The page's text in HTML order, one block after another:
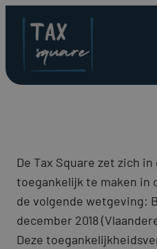
Spring
inhoud
De Tax Square zet zich
toegankelijk te maken in
de volgende wetgeving:
december 2018
Deze